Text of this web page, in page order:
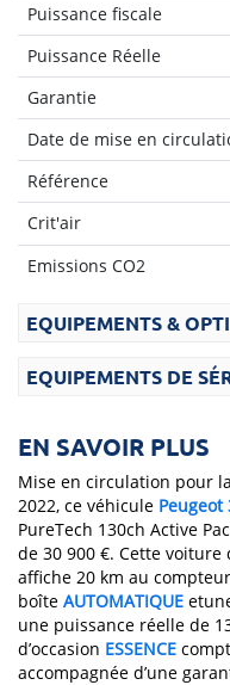
Puissance fiscale
Puissance Réelle
Garantie
Date de mise en
Référence
Crit'air
Emissions CO2
EQUIPEMENTS &
EQUIPEMENTS DE
EN SAVOIR PLUS
Mise en circulation pour
2022, ce véhicule Peugeot
PureTech 130ch Active
de 30 900 €. Cette voiture
affiche 20 km au
boîte AUTOMATIQUE
une puissance réelle de
d’occasion ESSENCE
accompagnée d’une